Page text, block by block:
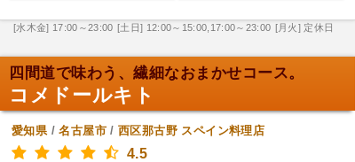
[水木金] 17:00～23:00 [土日] 12:00～15:00,17:00～23:00 [月火] 定休日
四間道で味わう、繊細なおまかせコース。
コメドールキト
愛知県/名古屋市/西区那古野 スペイン料理店
4.5